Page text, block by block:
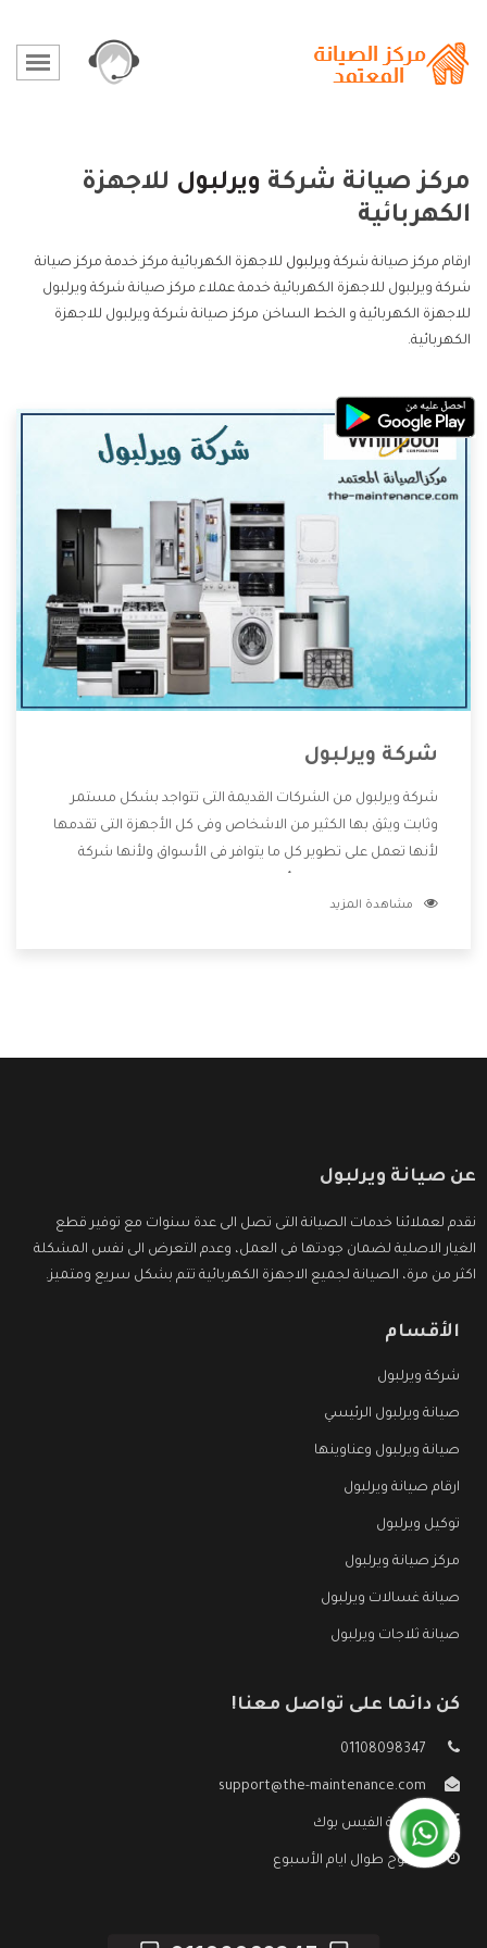
مركز صيانة شركة ويرلبول للاجهزة
الكهربائية
ارقام مركز صيانة شركة ويرلبول للاجهزة الكهربائية مركز خدمة مركز صيانة
شركة ويرلبول للاجهزة الكهربائية خدمة عملاء مركز صيانة شركة ويرلبول
للاجهزة الكهربائية و الخط الساخن مركز صيانة شركة ويرلبول للاجهزة
الكهربائية.
شركة ويرلبول
شركة ويرلبول من الشركات القديمة التى تتواجد بشكل مستمر
وثابت ويثق بها الكثير من الاشخاص وفى كل الأجهزة التى تقدمها
لأنها تعمل على تطوير كل ما يتوافر فى الأسواق ولأنها شركة
وتقدم للعملاء أقوى العروض والخصومات التى تسهل على
مشاهدة المزيد
عن صيانة ويرلبول
نقدم لعملائنا خدمات الصيانة التى تصل الى عدة سنوات مع توفير قطع
الغيار الاصلية لضمان جودتها فى العمل، وعدم التعرض الى نفس المشكلة
اكثر من مرة، الصيانة لجميع الاجهزة الكهربائية تتم بشكل سريع ومتميز.
الأقسام
شركة ويرلبول
صيانة ويرلبول الرئيسي
صيانة ويرلبول وعناوينها
ارقام صيانة ويرلبول
توكيل ويرلبول
مركز صيانة ويرلبول
صيانة غسالات ويرلبول
صيانة ثلاجات ويرلبول
كن دائما على تواصل معنا!
01108098347
support@the-maintenance.com
صفحة الفيس بوك
مفتوح طوال ايام الأسبوع